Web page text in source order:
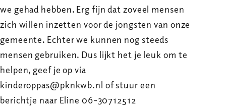
we gehad hebben. Erg fijn dat zoveel mensen
zich willen inzetten voor de jongsten van onze
gemeente. Echter we kunnen nog steeds
mensen gebruiken. Dus lijkt het je leuk om te
helpen, geef je op via
kinderoppas@pknkwb.nl of stuur een
berichtje naar Eline 06-30712512